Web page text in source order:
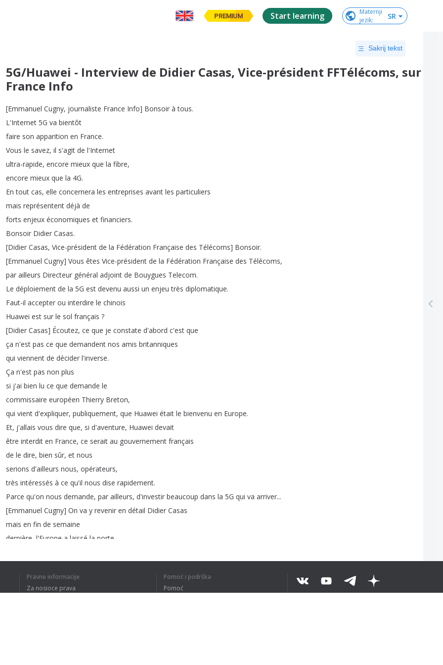
PREMIUM Start learning
Maternji
jezik: SR
Sakrij tekst
5G/Huawei - Interview de Didier Casas, Vice-président FFTélécoms, sur
France Info
[Emmanuel Cugny, journaliste France Info] Bonsoir à tous.
L'Internet 5G va bientôt
faire son apparition en France.
Vous le savez, il s'agit de l'Internet
ultra-rapide, encore mieux que la fibre,
encore mieux que la 4G.
En tout cas, elle concernera les entreprises avant les particuliers
mais représentent déjà de
forts enjeux économiques et financiers.
Bonsoir Didier Casas.
[Didier Casas, Vice-président de la Fédération Française des Télécoms] Bonsoir.
[Emmanuel Cugny] Vous êtes Vice-président de la Fédération Française des Télécoms,
par ailleurs Directeur général adjoint de Bouygues Telecom.
Le déploiement de la 5G est devenu aussi un enjeu très diplomatique.
Faut-il accepter ou interdire le chinois
Huawei est sur le sol français ?
[Didier Casas] Écoutez, ce que je constate d'abord c'est que
ça n'est pas ce que demandent nos amis britanniques
qui viennent de décider l'inverse.
Ça n'est pas non plus
si j'ai bien lu ce que demande le
commissaire européen Thierry Breton,
qui vient d'expliquer, publiquement, que Huawei était le bienvenu en Europe.
Et, j'allais vous dire que, si d'aventure, Huawei devait
être interdit en France, ce serait au gouvernement français
de le dire, bien sûr, et nous
serions d'ailleurs nous, opérateurs,
très intéressés à ce qu'il nous dise rapidement.
Parce qu'on nous demande, par ailleurs, d'investir beaucoup dans la 5G qui va arriver...
[Emmanuel Cugny] On va y revenir en détail Didier Casas
mais en fin de semaine
dernière l'Europe a laissé la porte
Pravne informacije
Za nosioce prava
Pomoć i podrška
Pomoć